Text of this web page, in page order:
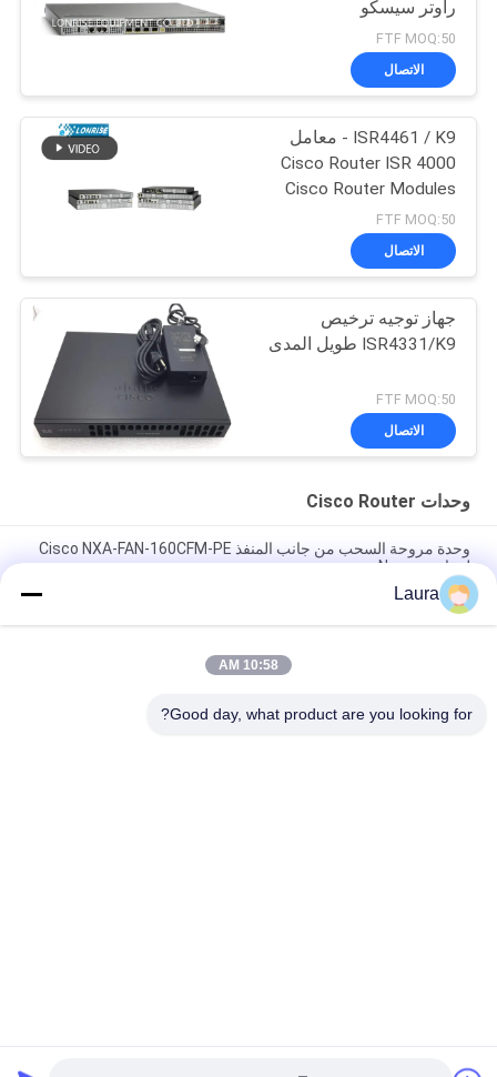
راوتر سيسكو
FTF MOQ:50
الاتصال
ISR4461 / K9 - معامل
Cisco Router ISR 4000
Cisco Router Modules
FTF MOQ:50
الاتصال
جهاز توجيه ترخيص
ISR4331/K9 طويل المدى
FTF MOQ:50
الاتصال
وحدات Cisco Router
وحدة مروحة السحب من جانب المنفذ Cisco NXA-FAN-160CFM-PE
لمفاتيح Nexus
ISR4221-SEC/K9 ISR 4321 with 2 onboard GE, 2 NIM slots, 1 ISC
slot, 4 GB Flash Memory default, 4 GB DRAM default
C1-ASR1001-HX / K9 Cisco 1000 Series ASR Platform Cisco
Laura
10:58 AM
Good day, what product are you looking for?